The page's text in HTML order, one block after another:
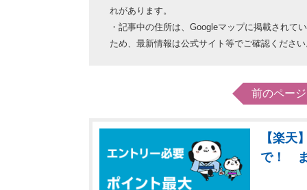
れがあります。
・記事中の住所は、Googleマップに掲載されて
ため、最新情報は公式サイト等でご確認くださ
前のページ
【楽天
で！ ま